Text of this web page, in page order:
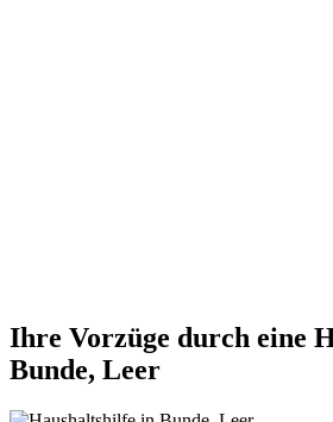
Ihre Vorzüge durch eine
Bunde, Leer